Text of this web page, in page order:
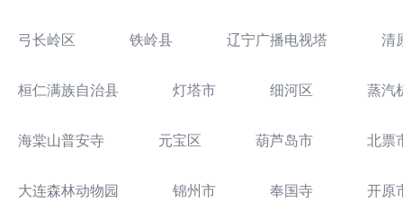
弓长岭区 铁岭县 辽宁广播电视塔 清
桓仁满族自治县 灯塔市 细河区 蒸汽
海棠山普安寺 元宝区 葫芦岛市 北票
大连森林动物园 锦州市 奉国寺 开原